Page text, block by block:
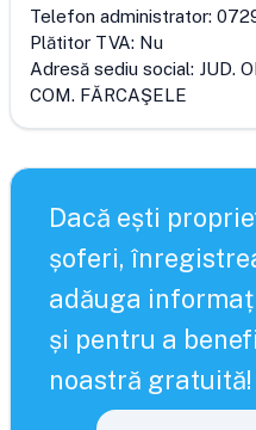
Telefon administrator:
Plătitor TVA: Nu
Adresă sediu social: JUD.
COM. FĂRCAŞELE
Dacă ești
șoferi,
adăuga
și pentru a
noastră gratuită!